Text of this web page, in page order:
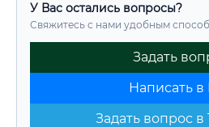
У Вас остались вопросы?
Свяжитесь с нами удобным
Задать
Написать в
Задать вопрос в